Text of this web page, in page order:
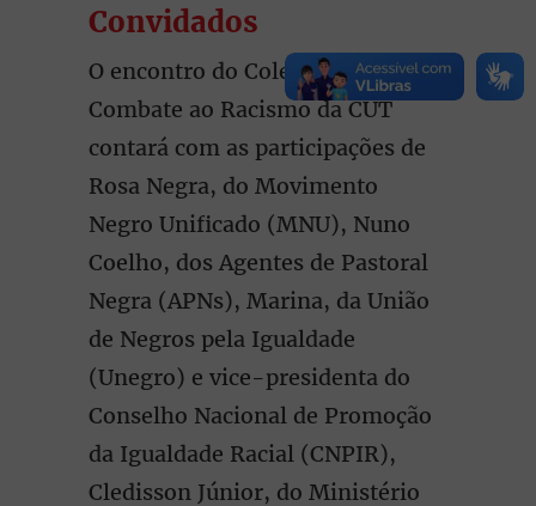
Convidados
O encontro do Coletivo de
Combate ao Racismo da CUT
contará com as participações de
Rosa Negra, do Movimento
Negro Unificado (MNU), Nuno
Coelho, dos Agentes de Pastoral
Negra (APNs), Marina, da União
de Negros pela Igualdade
(Unegro) e vice-presidenta do
Conselho Nacional de Promoção
da Igualdade Racial (CNPIR),
Cledisson Júnior, do Ministério